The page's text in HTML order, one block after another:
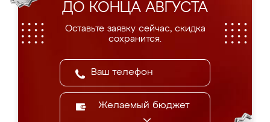
ДО КОНЦА АВГУСТА
Оставьте заявку сейчас, скидка
сохранится.
Желаемый бюджет